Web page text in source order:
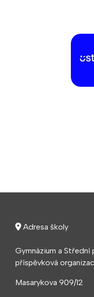
Adresa školy
Gymnázium a Střední
příspěvková
Masarykova 909/12